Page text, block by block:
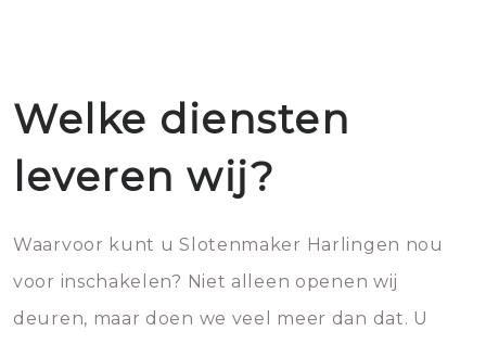
Welke diensten
leveren wij?
Waarvoor kunt u Slotenmaker Harlingen nou
voor inschakelen? Niet alleen openen wij
deuren, maar doen we veel meer dan dat. U